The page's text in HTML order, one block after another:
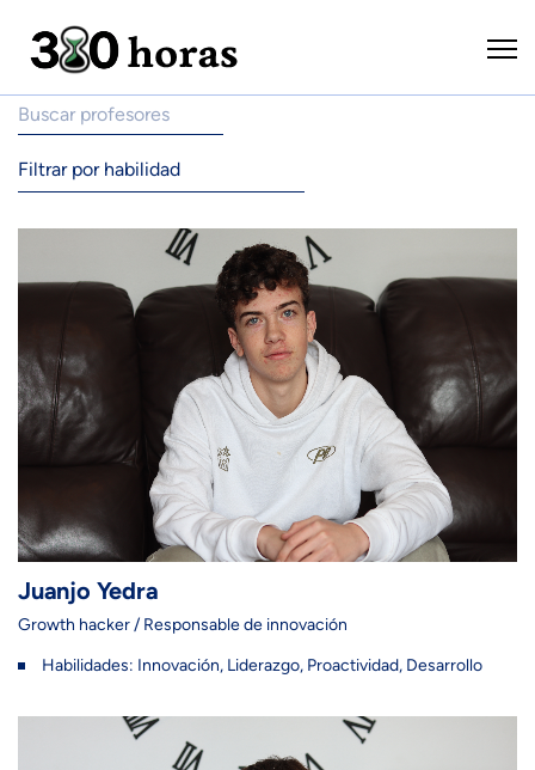
Juanjo Yedra
Growth hacker / Responsable de innovación
Habilidades: Innovación, Liderazgo, Proactividad, Desarrollo